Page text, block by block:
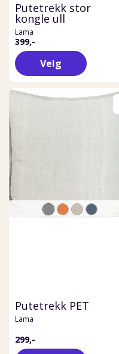
Putetrekk stor
kongle ull
Lama
399,-
Velg
Putetrekk PET
Lama
299,-